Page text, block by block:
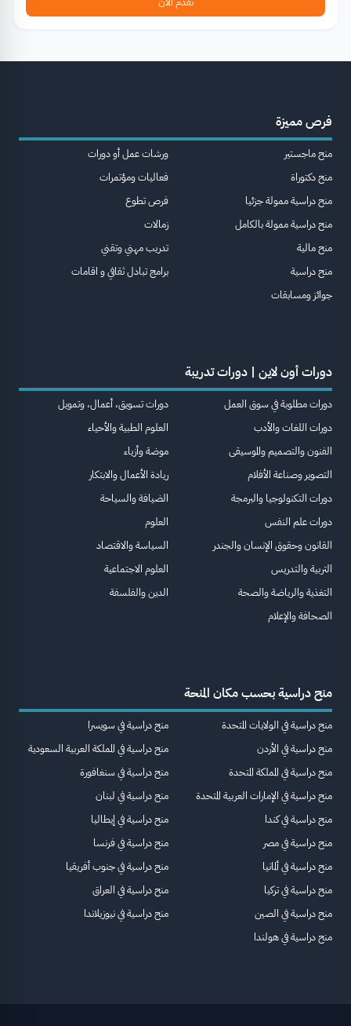
فرص مميزة
منح ماجستير
منح دكتوراة
منح دراسية ممولة جزئيا
منح دراسية ممولة بالكامل
منح مالية
منح دراسية
جوائز ومسابقات
ورشات عمل أو دورات
فعاليات ومؤتمرات
فرص تطوع
زمالات
تدريب مهني وتقني
برامج تبادل ثقافي و اقامات
دورات أون لاين | دورات تدريبة
دورات مطلوبة في سوق العمل
دورات اللغات والأدب
الفنون والتصميم والموسيقى
التصوير وصناعة الأفلام
دورات التكنولوجيا والبرمجة
دورات علم النفس
القانون وحقوق الإنسان والجندر
التربية والتدريس
التغذية والرياضة والصحة
الصحافة والإعلام
دورات تسويق، أعمال، وتمويل
العلوم الطبية والأحياء
موضة وأزياء
ريادة الأعمال والابتكار
الضيافة والسياحة
العلوم
السياسة والاقتصاد
العلوم الاجتماعية
الدين والفلسفة
منح دراسية بحسب مكان المنحة
منح دراسية في الولايات المتحدة
منح دراسية في الأردن
منح دراسية في المملكة المتحدة
منح دراسية في الإمارات العربية المتحدة
منح دراسية في كندا
منح دراسية في مصر
منح دراسية في ألمانيا
منح دراسية في تركيا
منح دراسية في الصين
منح دراسية في هولندا
منح دراسية في سويسرا
منح دراسية في المملكة العربية السعودية
منح دراسية في سنغافورة
منح دراسية في لبنان
منح دراسية في إيطاليا
منح دراسية في فرنسا
منح دراسية في جنوب أفريقيا
منح دراسية في العراق
منح دراسية في نيوزيلاندا